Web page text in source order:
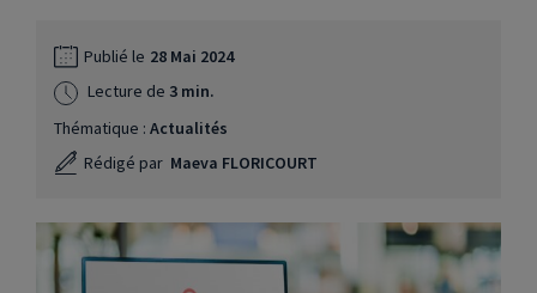
Publié le 28 Mai 2024
Lecture de 3 min.
Thématique : Actualités
Rédigé par Maeva FLORICOURT